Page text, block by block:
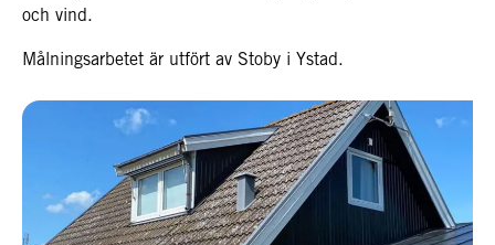
och vind.
Målningsarbetet är utfört av Stoby i Ystad.